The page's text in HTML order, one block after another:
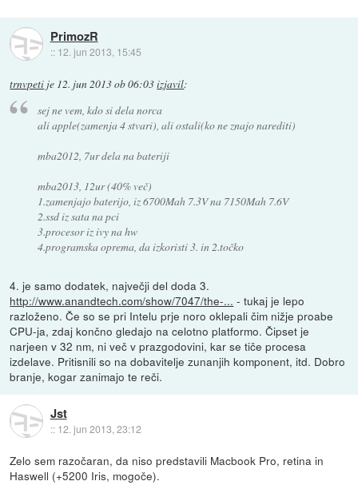
PrimozR
:: 12. jun 2013, 15:45
trnvpeti je 12. jun 2013 ob 06:03izjavil:
sej ne vem, kdo si dela norca
ali apple(zamenja 4 stvari), ali ostali(ko ne znajo narediti)
mba2012, 7ur dela na bateriji
mba2013, 12ur (40% več)
1.zamenjajo baterijo, iz 6700Mah 7.3V na 7150Mah 7.6V
2.ssd iz sata na pci
3.procesor iz ivy na hw
4.programska oprema, da izkoristi 3. in 2.točko
4. je samo dodatek, največji del doda 3.
http://www.anandtech.com/show/7047/the-... - tukaj je lepo
razloženo. Če so se pri Intelu prje noro oklepali čim nižje proabe
CPU-ja, zdaj končno gledajo na celotno platformo. Čipset je
narjeen v 32 nm, ni več v prazgodovini, kar se tiče procesa
izdelave. Pritisnili so na dobavitelje zunanjih komponent, itd. Dobro
branje, kogar zanimajo te reči.
Jst
:: 12. jun 2013, 23:12
Zelo sem razočaran, da niso predstavili Macbook Pro, retina in
Haswell (+5200 Iris, mogoče).